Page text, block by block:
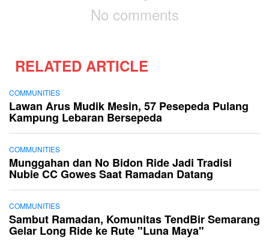
No comments
RELATED ARTICLE
COMMUNITIES
Lawan Arus Mudik Mesin, 57 Pesepeda Pulang
Kampung Lebaran Bersepeda
COMMUNITIES
Munggahan dan No Bidon Ride Jadi Tradisi
Nubie CC Gowes Saat Ramadan Datang
COMMUNITIES
Sambut Ramadan, Komunitas TendBir Semarang
Gelar Long Ride ke Rute "Luna Maya"